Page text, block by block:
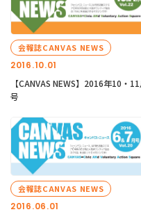
2016.10.01
会報誌CANVAS NEWS
【CANVAS NEWS】2016年10・
号
2016.06.01
会報誌CANVAS NEWS